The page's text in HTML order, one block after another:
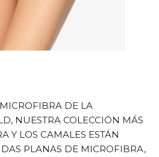
DE LA
NUESTRA COLECCIÓN MÁS
Y LOS CAMALES ESTÁN
PLANAS DE MICROFIBRA,